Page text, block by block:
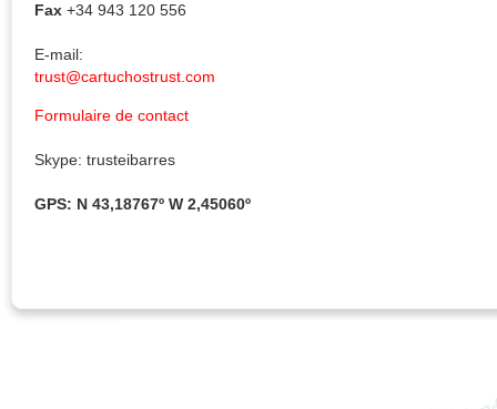
Fax +34 943 120 556
E-mail:
trust@cartuchostrust.com
Formulaire de contact
Skype: trusteibarres
GPS: N 43,18767º W 2,45060º